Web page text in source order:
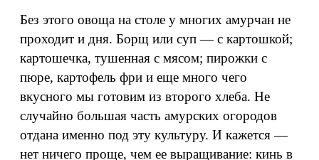
Без этого овоща на столе у многих амурчан не
проходит и дня. Борщ или суп — с картошкой;
картошечка, тушенная с мясом; пирожки с
пюре, картофель фри и еще много чего
вкусного мы готовим из второго хлеба. Не
случайно большая часть амурских огородов
отдана именно под эту культуру. И кажется —
нет ничего проще, чем ее выращивание: кинь в